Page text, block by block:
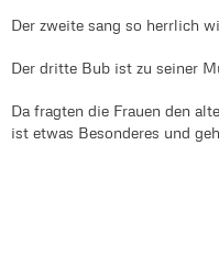
Der zweite sang so herrlich
Der dritte Bub ist zu seiner
Da fragten die Frauen den
ist etwas Besonderes und